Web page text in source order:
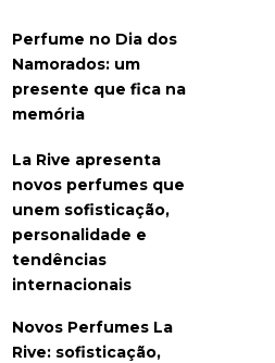
Perfume no Dia dos
Namorados: um
presente que fica na
memória
La Rive apresenta
novos perfumes que
unem sofisticação,
personalidade e
tendências
internacionais
Novos Perfumes La
Rive: sofisticação,